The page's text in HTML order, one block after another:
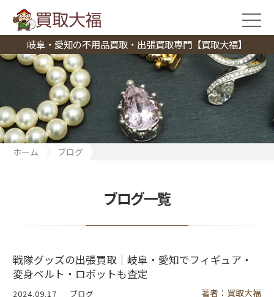
岐阜・愛知の不用品買取・出張買取専門【買取大福】
ホーム
ブログ
ブログ一覧
戦隊グッズの出張買取｜岐阜・愛知でフィギュア・
変身ベルト・ロボットも査定
2024.09.17 ブログ 著者：買取大福